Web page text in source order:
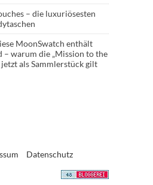
– die luxuriösesten
MoonSwatch enthält
– warum die „Mission to the
als Sammlerstück gilt
Datenschutz